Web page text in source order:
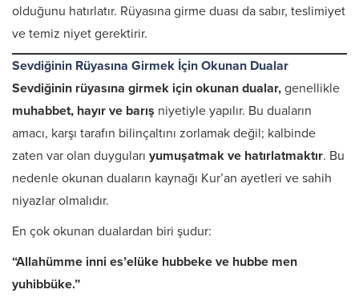
olduğunu hatırlatır. Rüyasına girme duası da sabır, teslimiyet
ve temiz niyet gerektirir.
Sevdiğinin Rüyasına Girmek İçin Okunan Dualar
Sevdiğinin rüyasına girmek için okunan dualar, genellikle
muhabbet, hayır ve barış niyetiyle yapılır. Bu duaların
amacı, karşı tarafın bilinçaltını zorlamak değil; kalbinde
zaten var olan duyguları yumuşatmak ve hatırlatmaktır. Bu
nedenle okunan duaların kaynağı Kur’an ayetleri ve sahih
niyazlar olmalıdır.
En çok okunan dualardan biri şudur:
“Allahümme inni es’elüke hubbeke ve hubbe men
yuhibbüke.”